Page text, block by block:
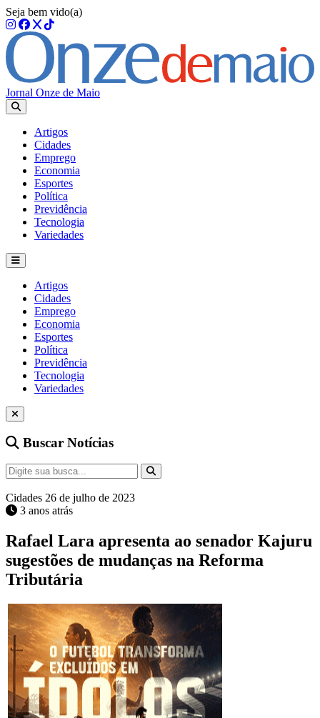
Seja bem vido(a)
Jornal Onze de Maio
Artigos
Cidades
Emprego
Economia
Esportes
Política
Previdência
Tecnologia
Variedades
Artigos
Cidades
Emprego
Economia
Esportes
Política
Previdência
Tecnologia
Variedades
Buscar Notícias
Cidades 26 de julho de 2023
3 anos atrás
Rafael Lara apresenta ao senador Kajuru
sugestões de mudanças na Reforma
Tributária